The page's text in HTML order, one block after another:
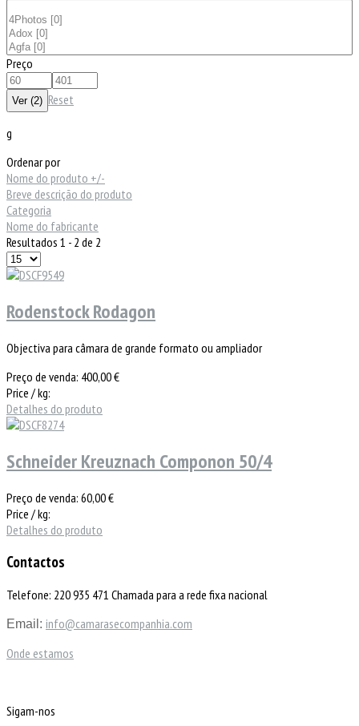
Preço
Reset
g
Ordenar por
Nome do produto +/-
Breve descrição do produto
Categoria
Nome do fabricante
Resultados 1 - 2 de 2
Rodenstock Rodagon
Objectiva para câmara de grande formato ou ampliador
Preço de venda: 400,00 €
Price / kg:
Detalhes do produto
Schneider Kreuznach Componon 50/4
Preço de venda: 60,00 €
Price / kg:
Detalhes do produto
Contactos
Telefone: 220 935 471 Chamada para a rede fixa nacional
Email: info@camarasecompanhia.com
Onde estamos
Sigam-nos